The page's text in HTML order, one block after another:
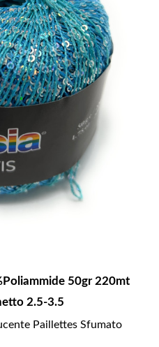
50gr 220mt
2.5-3.5
Paillettes Sfumato